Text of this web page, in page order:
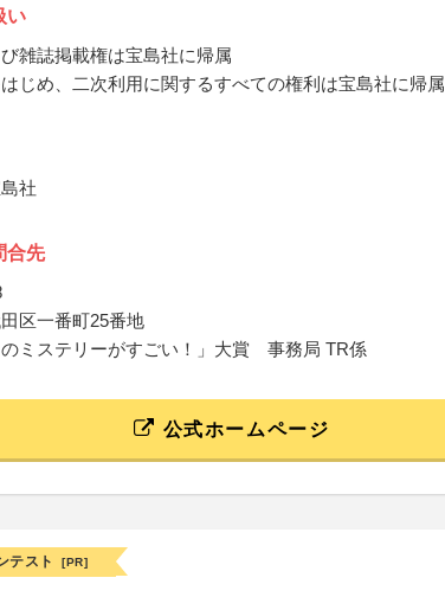
い
雑誌掲載権は宝島社に帰属
じめ、二次利用に関するすべての権利は宝島社に帰属
社
合先
区一番町25番地
ミステリーがすごい！」大賞 事務局 TR係
公式ホームページ
テスト [PR]